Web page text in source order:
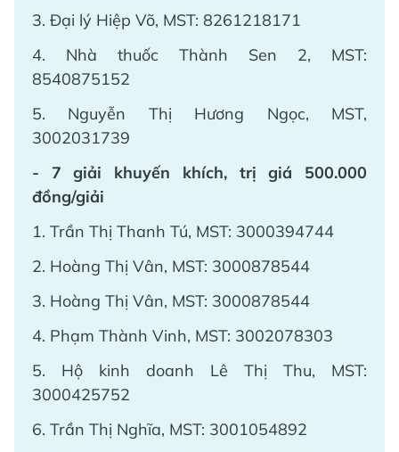
3. Đại lý Hiệp Võ, MST: 8261218171
4. Nhà thuốc Thành Sen 2, MST:
8540875152
5. Nguyễn Thị Hương Ngọc, MST,
3002031739
- 7 giải khuyến khích, trị giá 500.000
đồng/giải
1. Trần Thị Thanh Tú, MST: 3000394744
2. Hoàng Thị Vân, MST: 3000878544
3. Hoàng Thị Vân, MST: 3000878544
4. Phạm Thành Vinh, MST: 3002078303
5. Hộ kinh doanh Lê Thị Thu, MST:
3000425752
6. Trần Thị Nghĩa, MST: 3001054892